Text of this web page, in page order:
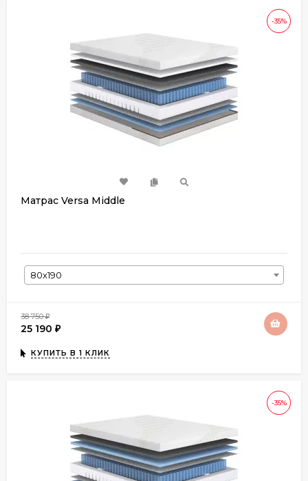
-35%
Матрас Versa Middle
80х190
38 750₽
25 190 ₽
КУПИТЬ В 1 КЛИК
-35%